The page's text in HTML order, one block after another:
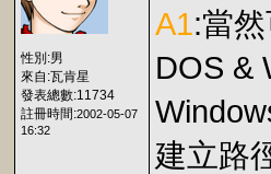
性別:男
來自:瓦肯星
發表總數:11734
註冊時間:2002-05-07
16:32
A1:當
DOS &
建立路